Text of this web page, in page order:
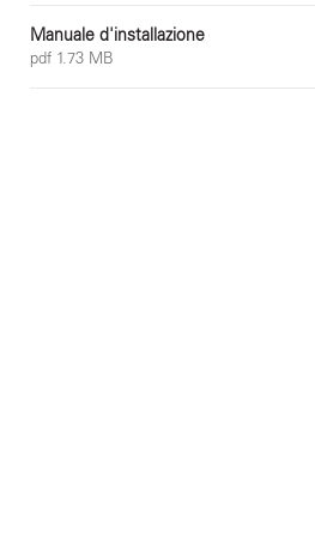
Manuale d'installazione
pdf 1.73 MB